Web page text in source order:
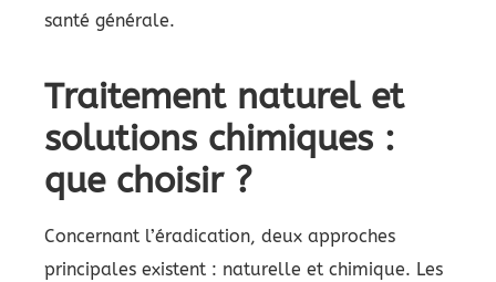
santé générale.
Traitement naturel et
solutions chimiques :
que choisir ?
Concernant l’éradication, deux approches
principales existent : naturelle et chimique. Les